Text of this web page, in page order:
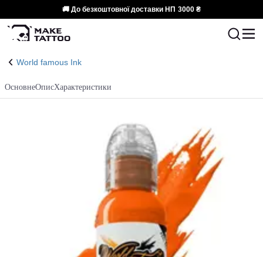
🚚 До безкоштовної доставки НП 3000 ₴
World famous Ink
ОсновнеОписХарактеристики